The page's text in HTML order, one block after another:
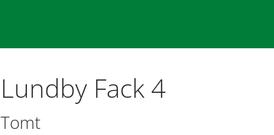
Lundby Fack 4
Tomt